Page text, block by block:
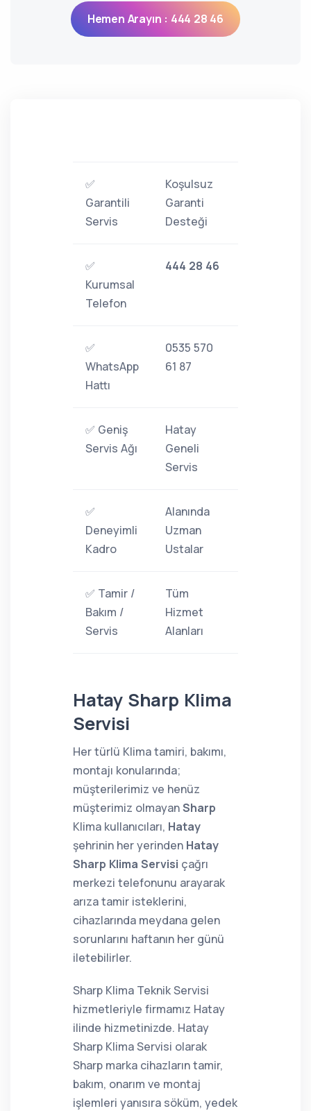
Hemen Arayın : 444 28 46
✅
Garantili
Servis
Koşulsuz
Garanti
Desteği
✅
Kurumsal
Telefon
444 28 46
✅
WhatsApp
Hattı
0535 570
61 87
✅ Geniş
Servis Ağı
Hatay
Geneli
Servis
✅
Deneyimli
Kadro
Alanında
Uzman
Ustalar
✅ Tamir /
Bakım /
Servis
Tüm
Hizmet
Alanları
Hatay Sharp Klima
Servisi
Her türlü Klima tamiri, bakımı,
montajı konularında;
müşterilerimiz ve henüz
müşterimiz olmayanSharp
Klima kullanıcıları, Hatay
şehrinin her yerinden Hatay
Sharp Klima Servisi çağrı
merkezi telefonunu arayarak
arıza tamir isteklerini,
cihazlarında meydana gelen
sorunlarını haftanın her günü
iletebilirler.
Sharp Klima Teknik Servisi
hizmetleriyle firmamız Hatay
ilinde hizmetinizde. Hatay
Sharp Klima Servisi olarak
Sharp marka cihazların tamir,
bakım, onarım ve montaj
işlemleri yanısıra söküm, yedek